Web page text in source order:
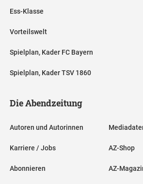
Ess-Klasse
Vorteilswelt
Spielplan, Kader FC Bayern
Spielplan, Kader TSV 1860
Die Abendzeitung
Autoren und Autorinnen
Karriere / Jobs
Abonnieren
AZ-Shop
AZ-